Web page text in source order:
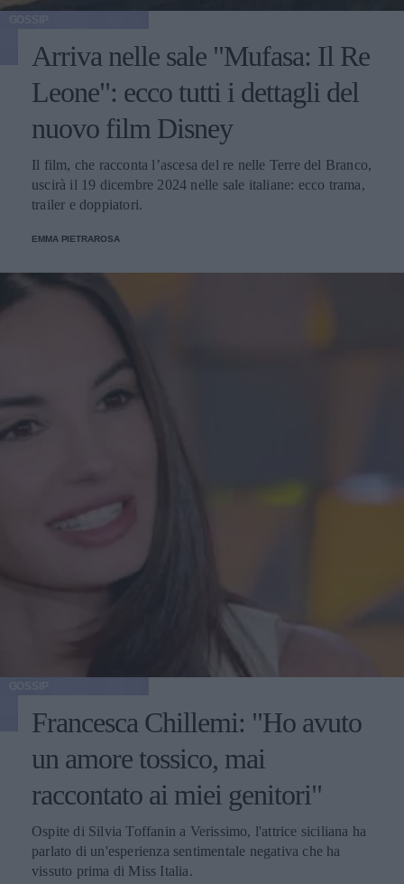
Arriva nelle sale "Mufasa: Il Re
Leone": ecco tutti i dettagli del
nuovo film Disney
Il film, che racconta l’ascesa del re nelle Terre del Branco,
uscirà il 19 dicembre 2024 nelle sale italiane: ecco trama,
trailer e doppiatori.
EMMA PIETRAROSA
Francesca Chillemi: "Ho avuto
un amore tossico, mai
raccontato ai miei genitori"
Ospite di Silvia Toffanin a Verissimo, l'attrice siciliana ha
parlato di un'esperienza sentimentale negativa che ha
vissuto prima di Miss Italia.